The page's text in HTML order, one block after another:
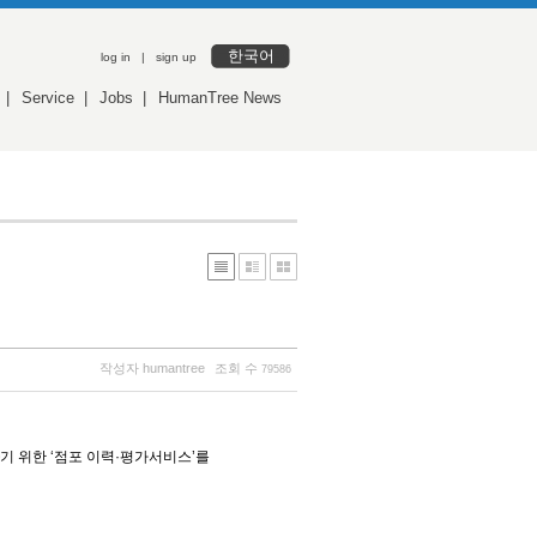
log in | sign up 한국어
Service Jobs HumanTree News
작성자 humantree 조회 수 79586
위한 ‘점포 이력·평가서비스’를